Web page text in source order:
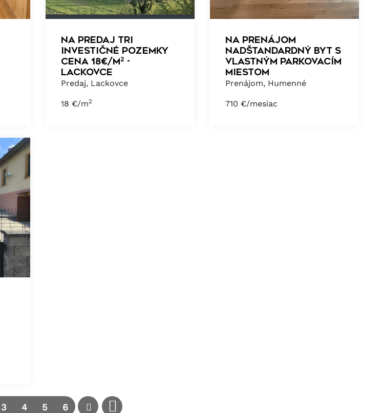
NA PREDAJ TRI
INVESTIČNÉ POZEMKY
CENA 18€/m² -
LACKOVCE
Predaj, Lackovce
18 €/m2
NA PRENÁJOM
NADŠTANDARDNÝ BYT S
VLASTNÝM PARKOVACÍM
MIESTOM
Prenájom, Humenné
710 €/mesiac
3 4 5 6